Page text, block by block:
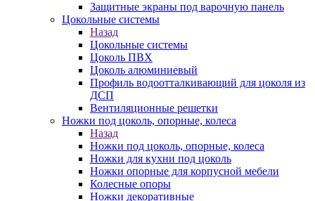
Защитные экраны под варочную панель
Цокольные системы
Назад
Цокольные системы
Цоколь ПВХ
Цоколь алюминиевый
Профиль водоотталкивающий для цоколя из
ДСП
Вентиляционные решетки
Ножки под цоколь, опорные, колеса
Назад
Ножки под цоколь, опорные, колеса
Ножки для кухни под цоколь
Ножки опорные для корпусной мебели
Колесные опоры
Ножки декоративные